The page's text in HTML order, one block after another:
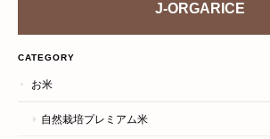
J-ORGARICE
CATEGORY
お米
自然栽培プレミアム米